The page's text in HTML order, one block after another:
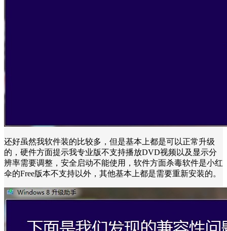
还好虽然我软件装的比较多，但是基本上都是可以正常升级
的，硬件方面提示我专业版不支持播放DVD视频以及显示分
辨率需要调整，安全启动不能使用，软件方面杀毒软件是小红
伞的Free版本不支持以外，其他基本上都是需要重新安装的。